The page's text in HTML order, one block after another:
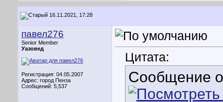
16.11.2021, 17:28
павел276
Senior Member
Уазовед
Регистрация: 04.05.2007
Адрес: город Пенза
Сообщений: 5,537
Цитата:
Сообщение